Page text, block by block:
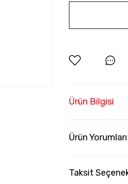
Ürün Bilgisi
Ürün Yorumları
Taksit